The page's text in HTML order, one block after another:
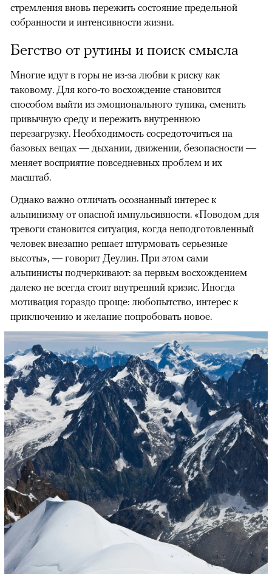
стремления вновь пережить состояние предельной
собранности и интенсивности жизни.
Бегство от рутины и поиск смысла
Многие идут в горы не из-за любви к риску как
таковому. Для кого-то восхождение становится
способом выйти из эмоционального тупика, сменить
привычную среду и пережить внутреннюю
перезагрузку. Необходимость сосредоточиться на
базовых вещах — дыхании, движении, безопасности —
меняет восприятие повседневных проблем и их
масштаб.
Однако важно отличать осознанный интерес к
альпинизму от опасной импульсивности. «Поводом для
тревоги становится ситуация, когда неподготовленный
человек внезапно решает штурмовать серьезные
высоты», — говорит Деулин. При этом сами
альпинисты подчеркивают: за первым восхождением
далеко не всегда стоит внутренний кризис. Иногда
мотивация гораздо проще: любопытство, интерес к
приключению и желание попробовать новое.